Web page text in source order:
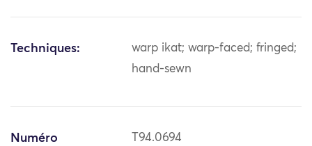
Techniques:
warp ikat; warp-faced; fringed;
hand-sewn
Numéro
T94.0694